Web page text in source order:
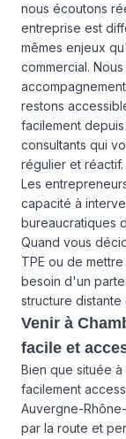
nous écoutons
entreprise est
mêmes enjeux
commercial.
restons
facilement
consultants qui
régulier et réactif.
Les
capacité à
bureaucratiques
Quand vous
TPE ou de
besoin d'un
structure
Venir à
facile et
Bien que située à
facilement
Auvergne-
par la route et